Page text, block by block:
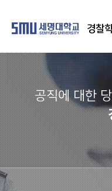
경찰
공직에 대한